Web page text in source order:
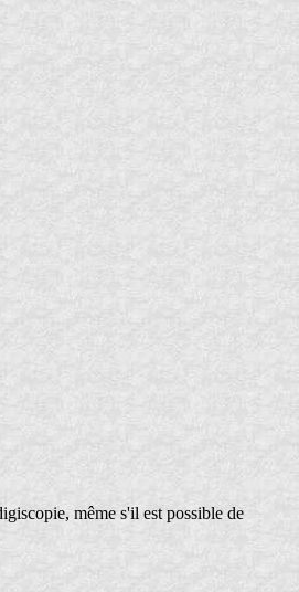
même s'il est possible de